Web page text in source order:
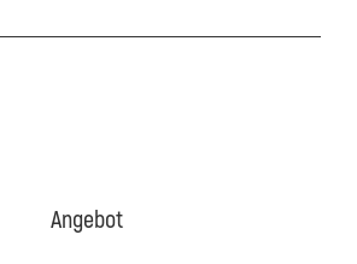
Angebot